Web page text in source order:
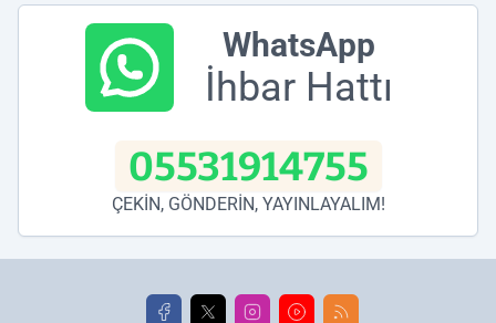
WhatsApp
İhbar Hattı
05531914755
ÇEKİN, GÖNDERİN, YAYINLAYALIM!